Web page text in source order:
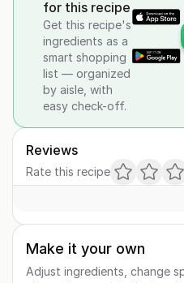
for this recipe
Get this recipe's
ingredients as a
smart shopping
list — organized
by aisle, with
easy check-off.
Reviews
Rate this recipe
Make it your own
Adjust ingredients, change